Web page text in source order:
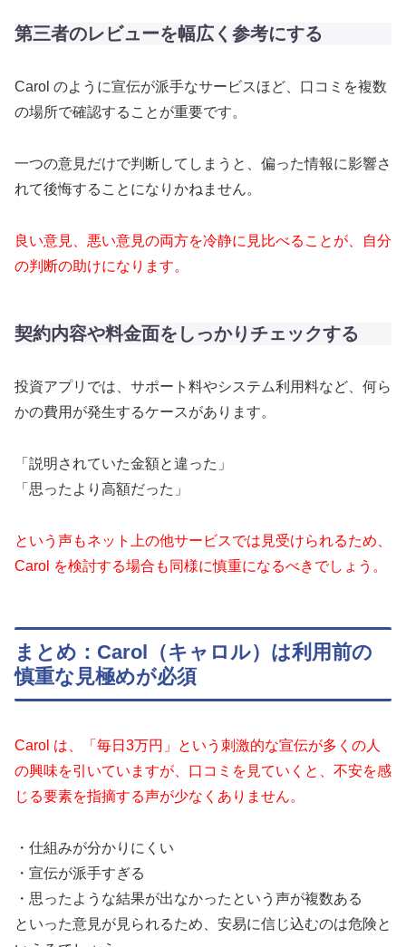
第三者のレビューを幅広く参考にする
Carol のように宣伝が派手なサービスほど、口コミを複数
の場所で確認することが重要です。
一つの意見だけで判断してしまうと、偏った情報に影響さ
れて後悔することになりかねません。
良い意見、悪い意見の両方を冷静に見比べることが、自分
の判断の助けになります。
契約内容や料金面をしっかりチェックする
投資アプリでは、サポート料やシステム利用料など、何ら
かの費用が発生するケースがあります。
「説明されていた金額と違った」
「思ったより高額だった」
という声もネット上の他サービスでは見受けられるため、
Carol を検討する場合も同様に慎重になるべきでしょう。
まとめ：Carol（キャロル）は利用前の
慎重な見極めが必須
Carol は、「毎日3万円」という刺激的な宣伝が多くの人
の興味を引いていますが、口コミを見ていくと、不安を感
じる要素を指摘する声が少なくありません。
・仕組みが分かりにくい
・宣伝が派手すぎる
・思ったような結果が出なかったという声が複数ある
といった意見が見られるため、安易に信じ込むのは危険と